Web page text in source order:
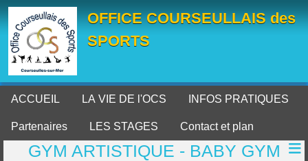
OFFICE COURSEULLAIS des
SPORTS
ACCUEIL LA VIE DE l'OCS INFOS PRATIQUES
Partenaires LES STAGES Contact et plan
GYM ARTISTIQUE - BABY GYM
Panneau de gestion des cookies